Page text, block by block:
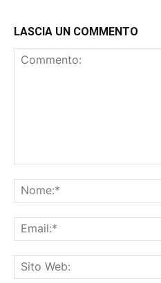
LASCIA UN COMMENTO